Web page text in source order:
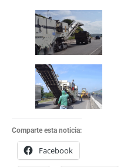
Comparte esta noticia:
Facebook